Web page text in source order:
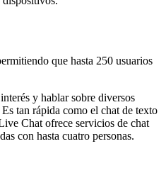
que hasta 250 usuarios
y hablar sobre diversos
tan rápida como el chat de texto
Chat ofrece servicios de chat
con hasta cuatro personas.